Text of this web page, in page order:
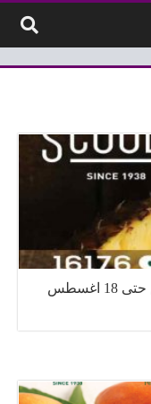
عروض سعودى ماركت من 1 اغسطس حتى 18 اغسطس